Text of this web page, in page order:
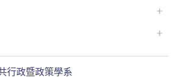
行政暨政策學系